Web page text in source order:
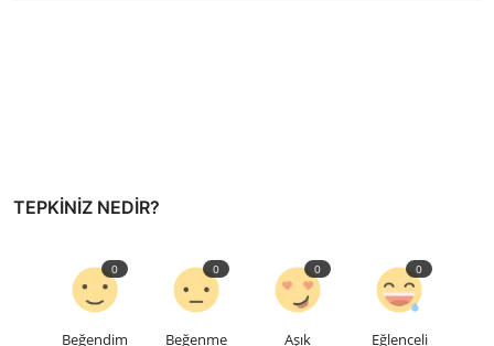
TEPKINIZ NEDIR?
Beğendim
0
Beğenme
0
Aşık
0
Eğlenceli
0